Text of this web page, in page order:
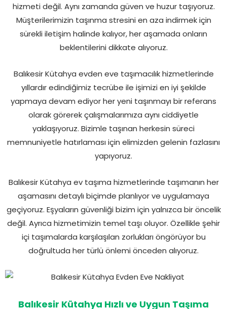
hizmeti değil. Aynı zamanda güven ve huzur taşıyoruz.
Müşterilerimizin taşınma stresini en aza indirmek için
sürekli iletişim halinde kalıyor, her aşamada onların
beklentilerini dikkate alıyoruz.
Balıkesir Kütahya evden eve taşımacılık hizmetlerinde
yıllardır edindiğimiz tecrübe ile işimizi en iyi şekilde
yapmaya devam ediyor her yeni taşınmayı bir referans
olarak görerek çalışmalarımıza aynı ciddiyetle
yaklaşıyoruz. Bizimle taşınan herkesin süreci
memnuniyetle hatırlaması için elimizden gelenin fazlasını
yapıyoruz.
Balıkesir Kütahya ev taşıma hizmetlerinde taşımanın her
aşamasını detaylı biçimde planlıyor ve uygulamaya
geçiyoruz. Eşyaların güvenliği bizim için yalnızca bir öncelik
değil. Ayrıca hizmetimizin temel taşı oluyor. Özellikle şehir
içi taşımalarda karşılaşılan zorlukları öngörüyor bu
doğrultuda her türlü önlemi önceden alıyoruz.
Balıkesir Kütahya Hızlı ve Uygun Taşıma